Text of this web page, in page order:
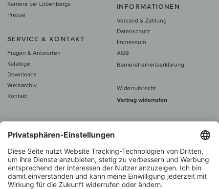
Karriere bei Lobenbergs
Presse
SERVICE & KONTAKT
Fragen & Antworten
Kataloge
Downloads
Weinarchiv
Kontakt
INFORMATIONEN
Versand & Zahlung
Datenschutz
Impressum
AGB
Barrierefreiheitserklärung
Widerrufsrecht
Vertrag widerrufen
Alle Preise inkl. MwSt., zzgl. 5 €
60 € versand­kosten­